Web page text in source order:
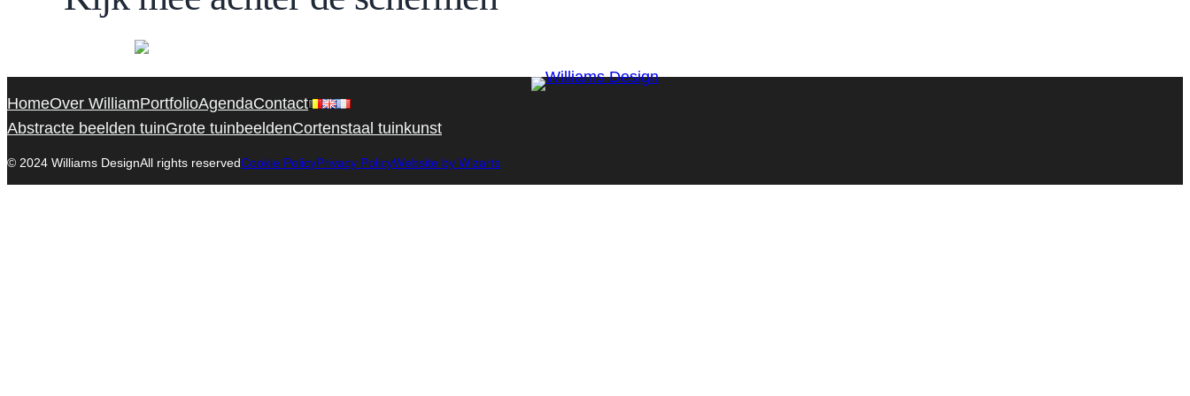
HomeOver WilliamPortfolioAgendaContact
Abstracte beelden tuinGrote tuinbeeldenCortenstaal tuinkunst
© 2024 Williams DesignAll rights reservedCookie PolicyPrivacy PolicyWebsite by Wizarts